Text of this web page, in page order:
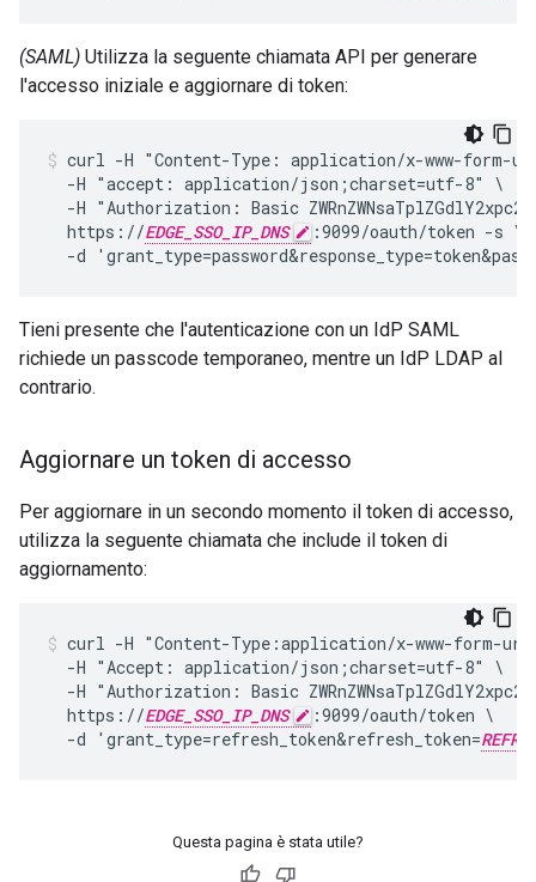
(SAML) Utilizza la seguente chiamata API per generare
l'accesso iniziale e aggiornare di token:
curl -H "Content-Type: application/x-www-form-
  -H "accept: application/json;charset=utf-8" \
-H "Authorization: Basic
  https://
EDGE_SSO_IP_DNS
:9099/oauth/token -s \
-d
Tieni presente che l'autenticazione con un IdP SAML
richiede un passcode temporaneo, mentre un IdP LDAP al
contrario.
Aggiornare un token di accesso
Per aggiornare in un secondo momento il token di accesso,
utilizza la seguente chiamata che include il token di
aggiornamento:
curl -H "Content-Type:application/x-www-form-
  -H "Accept: application/json;charset=utf-8" \
-H "Authorization: Basic
  https://
EDGE_SSO_IP_DNS
:9099/oauth/token \
  -d 'grant_type=refresh_token&refresh_token=
Questa pagina è stata utile?